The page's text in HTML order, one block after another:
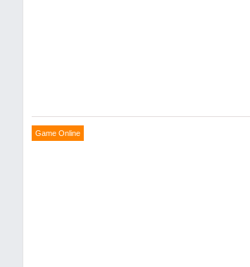
Game Online